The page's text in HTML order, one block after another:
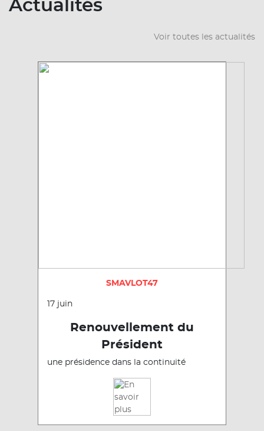
Actualités
Voir toutes les actualités
SMAVLOT47
17 juin
Renouvellement du
Président
une présidence dans la continuité